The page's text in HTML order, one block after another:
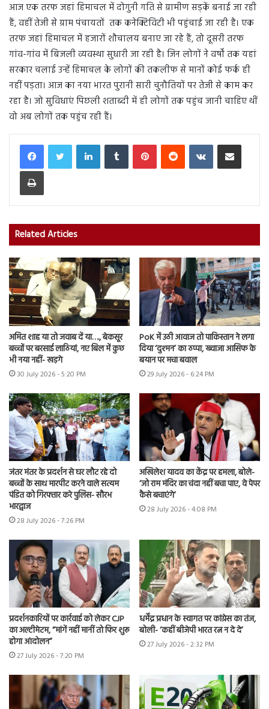
आज एक तरफ जहां हिमाचल में दोगुनी गति से ग्रामीण सड़कें बनाई जा रही
हैं, वहीं तेजी से ग्राम पंचायतों तक कनेक्टिविटी भी पहुंचाई जा रही है। एक
तरफ जहां हिमाचल में हजारों शौचालय बनाए जा रहे हैं, तो दूसरी तरफ
गांव-गांव में बिजली व्यवस्था सुधारी जा रही है। जिन लोगों ने वर्षों तक यहां
सरकार चलाई उन्हें हिमाचल के लोगों की तकलीफ से मानों कोई फर्क ही
नहीं पड़ता। आज का नया भारत पुरानी सारी चुनौतियों पर तेजी से काम कर
रहा है। जो सुविधाएं पिछली शताब्दी में ही लोगों तक पहुंच जानी चाहिए थीं
वो अब लोगों तक पहुंच रही हैं।
LinkedInTumblr PinterestReddit VKontakteShare via Email
Print
Related Articles
अमित शाह या तो जवाब दें या…., बेकसूर
बच्चों पर बरसाई लाठियां, नए बिल में कुछ
भी नया नहीं- खड़गे
30 July 2026 - 5:20 PM
PoK में उठी आवाज तो पाकिस्तान ने लगा
दिया ‘दुश्मन’ का ठप्पा, ख्वाजा आसिफ के
बयान पर मचा बवाल
29 July 2026 - 6:24 PM
जंतर मंतर के प्रदर्शन से घर लौट रहे दो
बच्चों के साथ मारपीट करने वाले सत्यम
पंडित को गिरफ्तार करे पुलिस- सौरभ
भारद्वाज
28 July 2026 - 7:26 PM
अखिलेश यादव का केंद्र पर हमला, बोले-
‘जो राम मंदिर का चंदा नहीं बचा पाए, वे पेपर
कैसे बचाएंगे’
28 July 2026 - 4:08 PM
प्रदर्शनकारियों पर कार्रवाई को लेकर CJP
का अल्टीमेटम, “मांगें नहीं मानीं तो फिर शुरू
होगा आंदोलन”
27 July 2026 - 7:20 PM
धर्मेंद्र प्रधान के स्वागत पर कांग्रेस का तंज,
बोली- ‘कहीं बीजेपी भारत रत्न न दे दे’
27 July 2026 - 2:32 PM